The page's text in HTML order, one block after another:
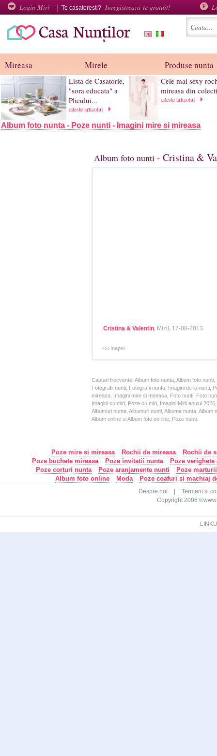
Login Miri Te casatoresti? Inregistreaza-te gratuit!
Mireasa Mirele Produse nunta
Lista de Casatorie,
"sora educata" a
Plicului...
citeste articolul
Cele mai sexy
mireasa din
citeste articolul
Album foto nunta - Poze nunti - Imagini mire si mireasa
Album foto nunti - Cristina &
Cristina & Valentin, Mizil, 17-08-2013
<< Inapoi
Cautari frecvente: Album foto nunta, Album foto
Fotografii nunti, Fotografii nunta, Imagini de la nunti,
mireasa, Imagini mire si mireasa, Foto nunti, Foto
Imagini cu miri, Poze cu miri, Imagini Mirii anului
Albumuri nunta, Albumuri nunti, Albume nunta,
Album online si Album foto on-line, Poze nunti.
Poze mire si mireasa Rochii de mireasa
Rochii de
Poze buchete mireasa
Poze invitatii nunta
Poze
Poze corturi nunta
Poze aranjamente nunti
Poze
Album foto online
Moda Poze coafuri si machiaj
Despre noi
Termeni si
Copyright 2006